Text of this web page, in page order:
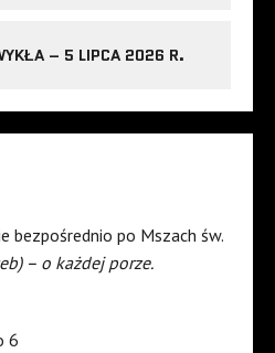
– 5 LIPCA 2026 R.
bezpośrednio po Mszach św.
– o każdej porze.
6